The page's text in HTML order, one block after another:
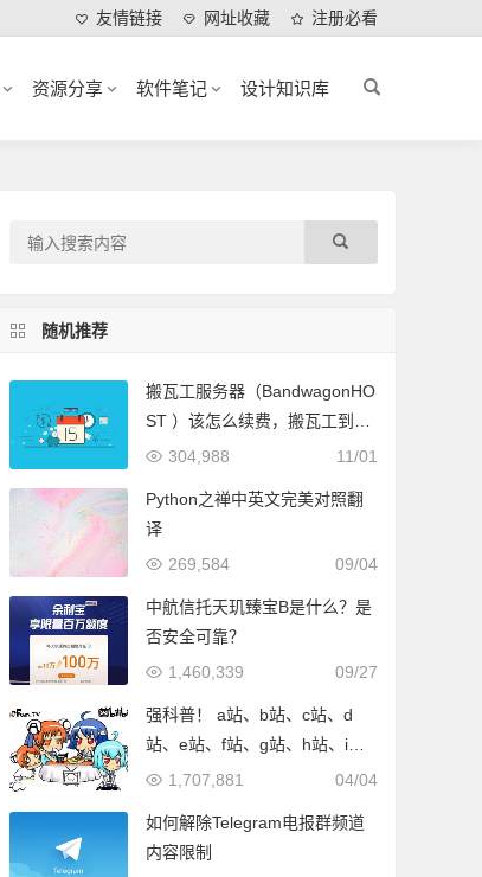
友情链接 网址收藏 注册必看
资源分享 软件笔记 设计知识库
随机推荐
搬瓦工服务器（BandwagonHO
ST ）该怎么续费，搬瓦工到期
续费教程
11/01
304,988
Python之禅中英文完美对照翻
译
09/04
269,584
中航信托天玑臻宝B是什么？是
否安全可靠？
09/27
1,460,339
强科普！ a站、b站、c站、d
站、e站、f站、g站、h站、i
站、j站、k站、l站、m站、n04/04
1,707,881
如何解除Telegram电报群频道
内容限制